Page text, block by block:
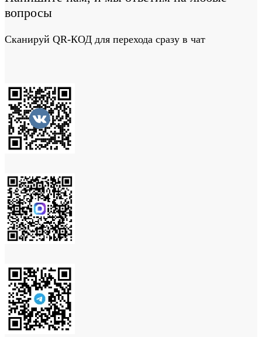
вопросы
Сканируй QR-КОД для перехода сразу в чат